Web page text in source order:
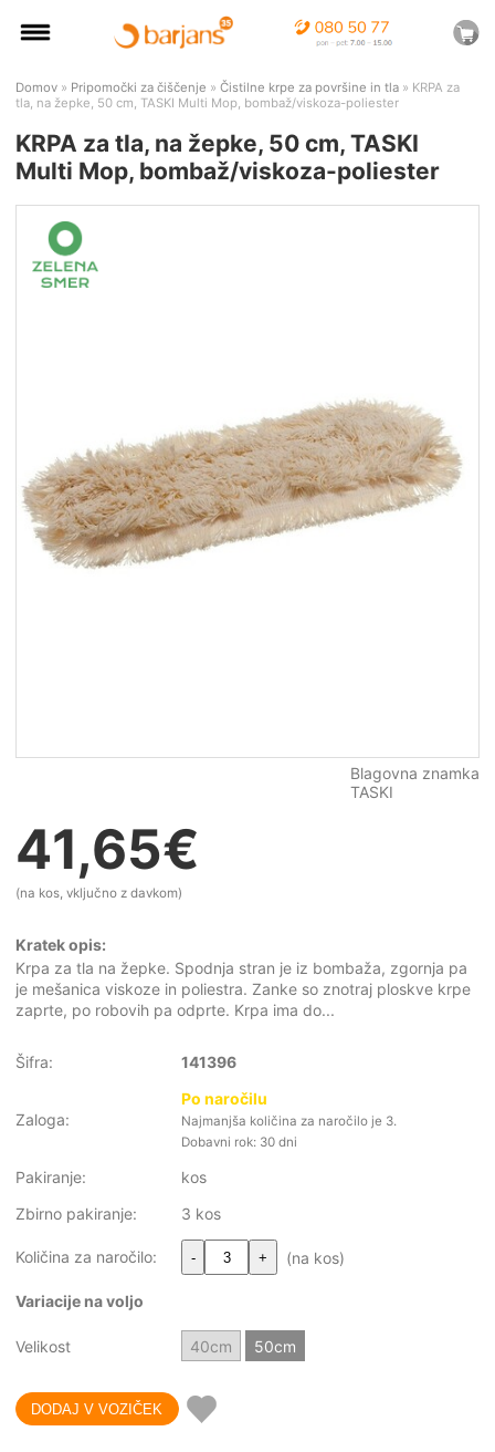
Domov » Pripomočki za čiščenje » Čistilne krpe za površine in tla » KRPA za
tla, na žepke, 50 cm, TASKI Multi Mop, bombaž/viskoza-poliester
KRPA za tla, na žepke, 50 cm, TASKI
Multi Mop, bombaž/viskoza-poliester
Blagovna znamka
TASKI
41,65€
(na kos, vključno z davkom)
Kratek opis:
Krpa za tla na žepke. Spodnja stran je iz bombaža, zgornja pa
je mešanica viskoze in poliestra. Zanke so znotraj ploskve krpe
zaprte, po robovih pa odprte. Krpa ima do...
Šifra: 141396
Zaloga:
Po naročilu
Najmanjša količina za naročilo je 3.
Dobavni rok: 30 dni
Pakiranje:
kos
Zbirno pakiranje:
3 kos
Količina za naročilo: - + (na kos)
Variacije na voljo
Velikost 40cm 50cm